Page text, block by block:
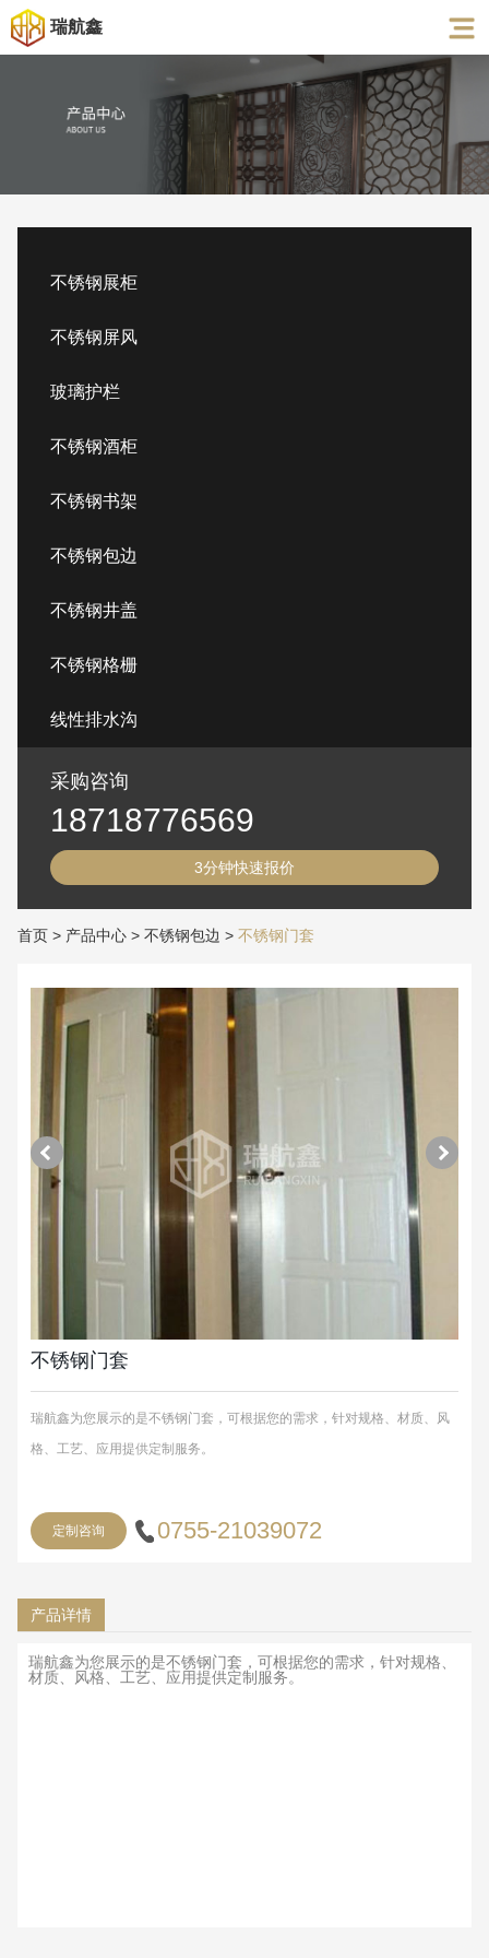
瑞航鑫
不锈钢展柜
不锈钢屏风
玻璃护栏
不锈钢酒柜
不锈钢书架
不锈钢包边
不锈钢井盖
不锈钢格栅
线性排水沟
采购咨询
18718776569
3分钟快速报价
首页> 产品中心> 不锈钢包边 > 不锈钢门套
不锈钢门套
瑞航鑫为您展示的是不锈钢门套，可根据您的需求，针对规格、材质、风
格、工艺、应用提供定制服务。
定制咨询 0755-21039072
产品详情
瑞航鑫为您展示的是不锈钢门套，可根据您的需求，针对规格、
材质、风格、工艺、应用提供定制服务。